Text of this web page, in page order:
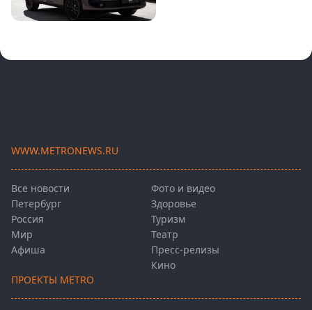
WWW.METRONEWS.RU
Все новости
Петербург
Россия
Мир
Афиша
Фото и видео
Здоровье
Туризм
Театр
Пресс-релизы
Кино
ПРОЕКТЫ METRO